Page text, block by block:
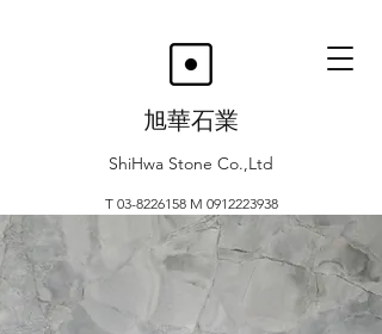
旭華石業
ShiHwa Stone Co.,Ltd
T 03-8226158M 0912223938